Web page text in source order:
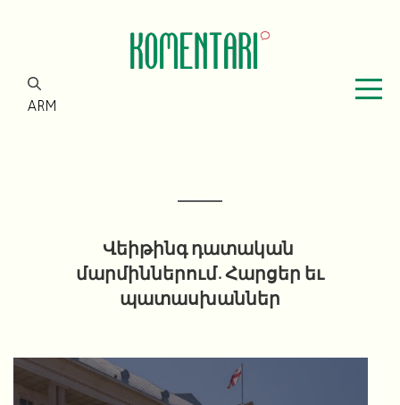
ARM
Վեիթինգ դատական ​​
մարմիններում. Հարցեր եւ
պատասխաններ